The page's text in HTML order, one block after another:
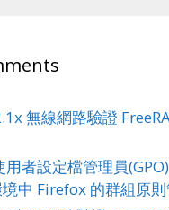
無線網路驗證
者設定檔管理員
中 Firefox 的群組原